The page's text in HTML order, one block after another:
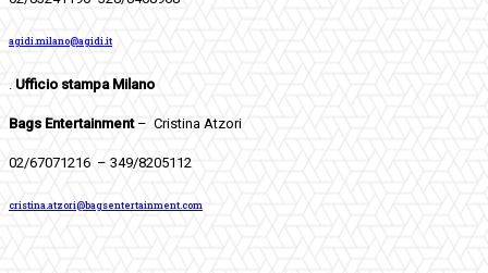
agidi.milano@agidi.it
Ufficio stampa Milano
Bags Entertainment – Cristina Atzori
02/67071216 – 349/8205112
cristina.atzori@bagsentertainment.com